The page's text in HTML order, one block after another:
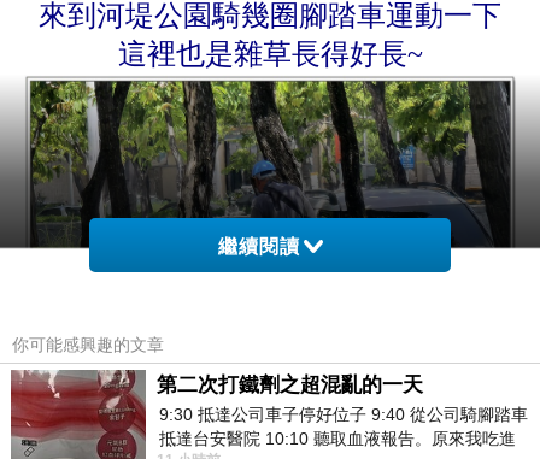
來到河堤公園騎幾圈腳踏車運動一下
這裡也是雜草長得好長~
繼續閱讀
你可能感興趣的文章
第二次打鐵劑之超混亂的一天
9:30 抵達公司車子停好位子 9:40 從公司騎腳踏車
抵達台安醫院 10:10 聽取血液報告。原來我吃進